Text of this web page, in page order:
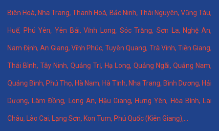
Biên Hoà, Nha Trang,Thanh Hoá, Bắc Ninh, Thái Nguyên, Vũng Tàu,
Huế, Phú Yên,Yên Bái,Vĩnh Long, Sóc Trăng,Sơn La, Nghệ An,
Nam Định,An Giang, Vĩnh Phúc,Tuyên Quang, Trà Vinh, Tiền Giang,
Thái Bình,Tây Ninh,Quảng Trị, Hạ Long, Quảng Ngãi, Quảng Nam,
Quảng Bình, Phú Thọ, Hà Nam, Hà Tĩnh, Nha Trang, Bình Dương, Hải
Dương, Lâm Đồng, Long An, Hậu Giang, Hưng Yên, Hòa Bình, Lai
Châu, Lào Cai, Lạng Sơn, Kon Tum, Phú Quốc (Kiên Giang),...